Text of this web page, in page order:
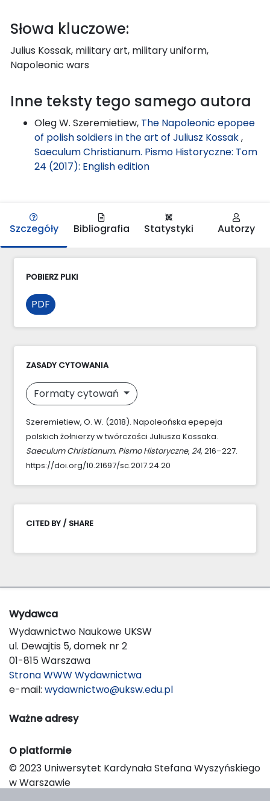
Słowa kluczowe:
Julius Kossak, military art, military uniform,
Napoleonic wars
Inne teksty tego samego autora
Oleg W. Szeremietiew, The Napoleonic epopee
of polish soldiers in the art of Juliusz Kossak,
Saeculum Christianum. Pismo Historyczne: Tom
24 (2017): English edition
Szczegóły Bibliografia Statystyki Autorzy
POBIERZ PLIKI
PDF
ZASADY CYTOWANIA
Formaty cytowań
Szeremietiew, O. W. (2018). Napoleońska epepeja
polskich żołnierzy w twórczości Juliusza Kossaka.
Saeculum Christianum. Pismo Historyczne, 24, 216–227.
https://doi.org/10.21697/sc.2017.24.20
CITED BY / SHARE
Wydawca
Wydawnictwo Naukowe UKSW
ul. Dewajtis 5, domek nr 2
01-815 Warszawa
Strona WWW Wydawnictwa
e-mail: wydawnictwo@uksw.edu.pl
Ważne adresy
O platformie
© 2023 Uniwersytet Kardynała Stefana Wyszyńskiego
w Warszawie